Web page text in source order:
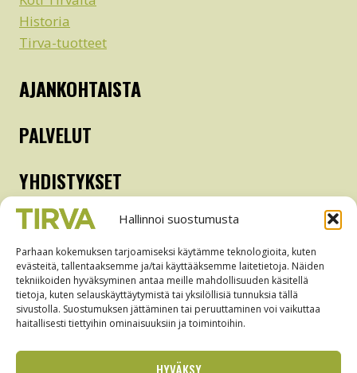
Hallinnoi suostumusta
Parhaan kokemuksen tarjoamiseksi käytämme teknologioita, kuten
evästeitä, tallentaaksemme ja/tai käyttääksemme laitetietoja. Näiden
tekniikoiden hyväksyminen antaa meille mahdollisuuden käsitellä
tietoja, kuten selauskäyttäytymistä tai yksilöllisiä tunnuksia tällä
sivustolla. Suostumuksen jättäminen tai peruuttaminen voi vaikuttaa
haitallisesti tiettyihin ominaisuuksiin ja toimintoihin.
HYVÄKSY
Historia
Tirva-tuotteet
AJANKOHTAISTA
PALVELUT
YHDISTYKSET
Kyläyhdistys
Nuorisoseura
Pamaus
Martat
Tanssilava
Metsästysseura
Seurala-yhdistys